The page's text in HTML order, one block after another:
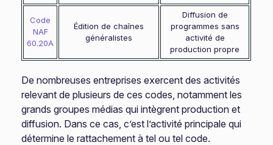
Code
NAF
60.20A
Édition de chaînes
généralistes
Diffusion de
programmes sans
activité de
production propre
De nombreuses entreprises exercent des activités
relevant de plusieurs de ces codes, notamment les
grands groupes médias qui intègrent production et
diffusion. Dans ce cas, c’est l’activité principale qui
détermine le rattachement à tel ou tel code.